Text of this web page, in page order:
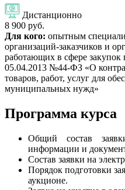
Дистанционно
8 900 руб.
Для кого: опытным
организаций-заказчиков и
работающих в сфере закупок
05.04.2013 №44-ФЗ «О
товаров, работ, услуг для
муниципальных нужд»
Программа курса
Общий состав
информации и
Состав заявки на
Порядок подготовки
аукционе.